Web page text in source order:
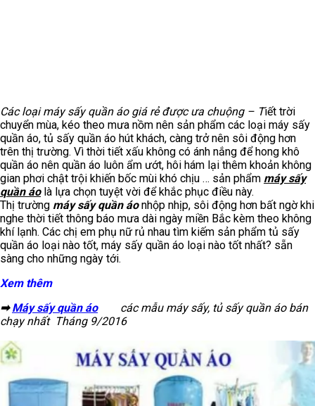
Các loại máy sấy quần áo giá rẻ được ưa chuộng – Tiết trời
chuyển mùa, kéo theo mưa nồm nên sản phẩm các loại máy sấy
quần áo, tủ sấy quần áo hút khách, càng trở nên sôi động hơn
trên thị trường. Vì thời tiết xấu không có ánh nắng để hong khô
quần áo nên quần áo luôn ẩm ướt, hôi hám lại thêm khoản không
gian phơi chật trội khiến bốc mùi khó chịu … sản phẩm máy sấy
quần áolà lựa chọn tuyệt vời để khắc phục điều này.
Thị trường máy sấy quần áonhộp nhịp, sôi động hơn bất ngờ khi
nghe thời tiết thông báo mưa dài ngày miền Bắc kèm theo không
khí lạnh. Các chị em phụ nữ rủ nhau tìm kiếm sản phẩm tủ sấy
quần áo loại nào tốt, máy sấy quần áo loại nào tốt nhất? sẵn
sàng cho những ngày tới.
Xem thêm
➡Máy sấy quần áo
các mẫu máy sấy, tủ sấy quần áo bán
chạy nhất Tháng 9/2016